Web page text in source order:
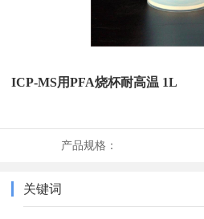
ICP-MS用PFA烧杯耐高温 1L
产品规格：
关键词